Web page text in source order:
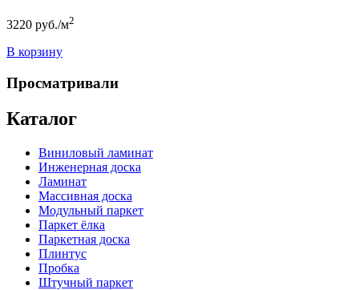
3220 руб./м2
В корзину
Просматривали
Каталог
Виниловый ламинат
Инженерная доска
Ламинат
Массивная доска
Модульный паркет
Паркет ёлка
Паркетная доска
Плинтус
Пробка
Штучный паркет